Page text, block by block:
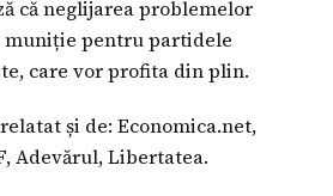
că neglijarea problemelor
muniție pentru partidele
care vor profita din plin.
și de: Economica.net,
Adevărul, Libertatea.